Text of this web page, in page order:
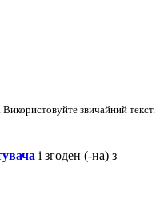
звичайний текст.
і згоден (-на) з